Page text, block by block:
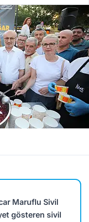
Maruflu Sivil
gösteren sivil